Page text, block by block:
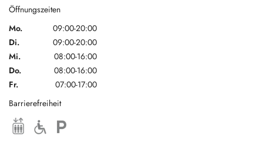
Öffnungszeiten
Mo.
09:00-20:00
Di.
09:00-20:00
Mi.
08:00-16:00
Do.
08:00-16:00
Fr.
07:00-17:00
Barrierefreiheit